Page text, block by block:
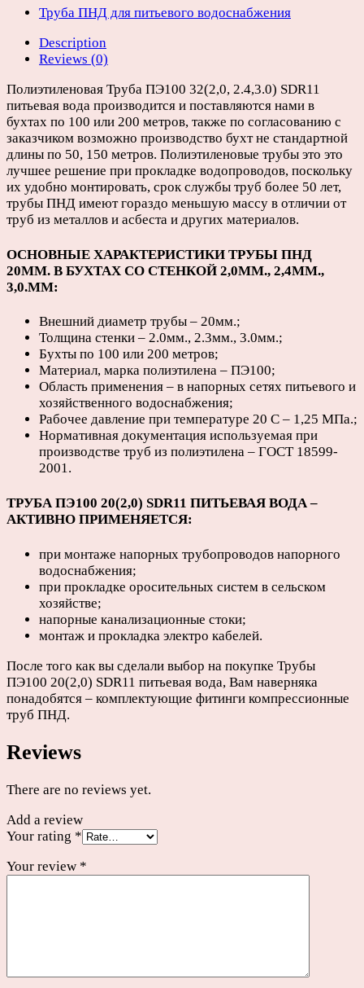
D140мм
100
или
quantity
Труба ПНД для питьевого водоснабжения
Description
Reviews (0)
Полиэтиленовая Труба ПЭ100 32(2,0, 2.4,3.0) SDR11
питьевая вода производится и поставляются нами в
бухтах по 100 или 200 метров, также по согласованию с
заказчиком возможно производство бухт не стандартной
длины по 50, 150 метров. Полиэтиленовые трубы это это
лучшее решение при прокладке водопроводов, поскольку
их удобно монтировать, срок службы труб более 50 лет,
трубы ПНД имеют гораздо меньшую массу в отличии от
труб из металлов и асбеста и других материалов.
ОСНОВНЫЕ ХАРАКТЕРИСТИКИ ТРУБЫ ПНД
20ММ. В БУХТАХ СО СТЕНКОЙ 2,0ММ., 2,4ММ.,
3,0.ММ:
Внешний диаметр трубы – 20мм.;
Толщина стенки – 2.0мм., 2.3мм., 3.0мм.;
Бухты по 100 или 200 метров;
Материал, марка полиэтилена – ПЭ100;
Область применения – в напорных сетях питьевого и
хозяйственного водоснабжения;
Рабочее давление при температуре 20 С – 1,25 МПа.;
Нормативная документация используемая при
производстве труб из полиэтилена – ГОСТ 18599-
2001.
ТРУБА ПЭ100 20(2,0) SDR11 ПИТЬЕВАЯ ВОДА –
АКТИВНО ПРИМЕНЯЕТСЯ:
при монтаже напорных трубопроводов напорного
водоснабжения;
при прокладке оросительных систем в сельском
хозяйстве;
напорные канализационные стоки;
монтаж и прокладка электро кабелей.
После того как вы сделали выбор на покупке Трубы
ПЭ100 20(2,0) SDR11 питьевая вода, Вам наверняка
понадобятся – комплектующие фитинги компрессионные
труб ПНД.
Reviews
There are no reviews yet.
Add a review
Your rating *
Your review *